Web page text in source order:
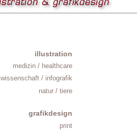
print
grafikdesign
natur / tiere
wissenschaft / infografik
medizin / healthcare
illustration